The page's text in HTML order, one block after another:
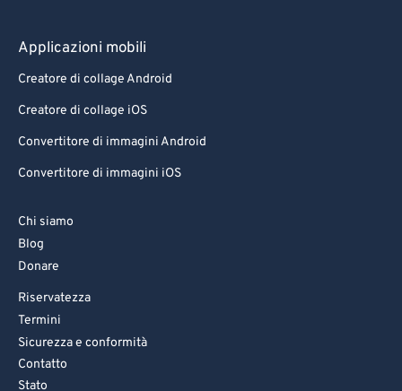
Applicazioni mobili
Creatore di collage Android
Creatore di collage iOS
Convertitore di immagini Android
Convertitore di immagini iOS
Chi siamo
Blog
Donare
Riservatezza
Termini
Sicurezza e conformità
Contatto
Stato